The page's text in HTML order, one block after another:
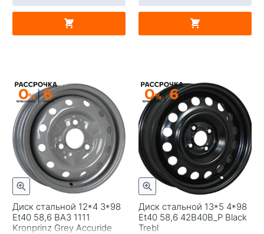
Диск стальной 12*4 3*98
Et40 58,6 ВАЗ 1111
Kronprinz Grey Accuride
Диск стальной 13*5 4*98
Et40 58,6 42B40B_P Black
Trebl